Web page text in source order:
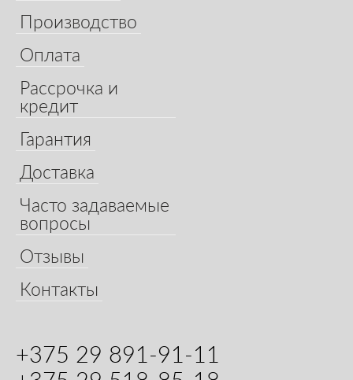
Производство
Оплата
Рассрочка и
кредит
Гарантия
Доставка
Часто задаваемые
вопросы
Отзывы
Контакты
+375 29 891-91-11